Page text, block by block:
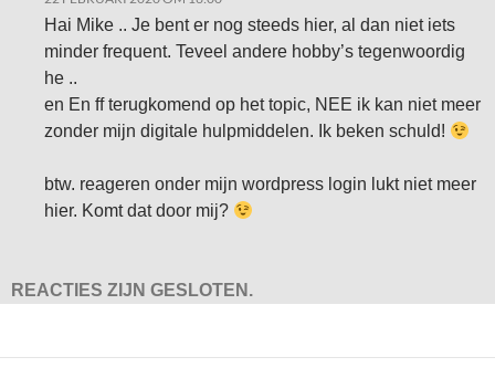
Hai Mike .. Je bent er nog steeds hier, al dan niet iets
minder frequent. Teveel andere hobby’s tegenwoordig
he ..
en En ff terugkomend op het topic, NEE ik kan niet meer
zonder mijn digitale hulpmiddelen. Ik beken schuld!
btw. reageren onder mijn wordpress login lukt niet meer
hier. Komt dat door mij?
REACTIES ZIJN GESLOTEN.